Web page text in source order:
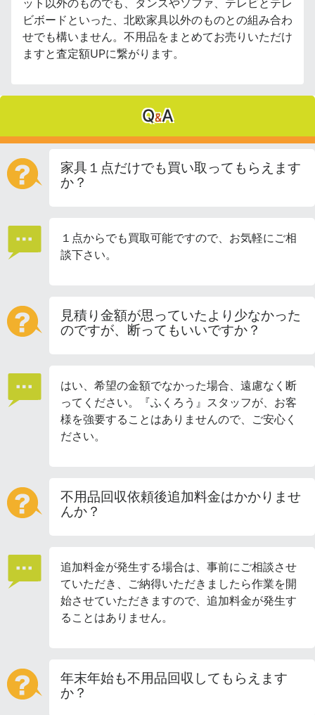
ット以外のものでも、タンスやソファ、テレビとテレ
ビボードといった、北欧家具以外のものとの組み合わ
せでも構いません。不用品をまとめてお売りいただけ
ますと査定額UPに繋がります。
Q&A
家具１点だけでも買い取ってもらえます
か？
１点からでも買取可能ですので、お気軽にご相
談下さい。
見積り金額が思っていたより少なかった
のですが、断ってもいいですか？
はい、希望の金額でなかった場合、遠慮なく断
ってください。『ふくろう』スタッフが、お客
様を強要することはありませんので、ご安心く
ださい。
不用品回収依頼後追加料金はかかりませ
んか？
追加料金が発生する場合は、事前にご相談させ
ていただき、ご納得いただきましたら作業を開
始させていただきますので、追加料金が発生す
ることはありません。
年末年始も不用品回収してもらえます
か？